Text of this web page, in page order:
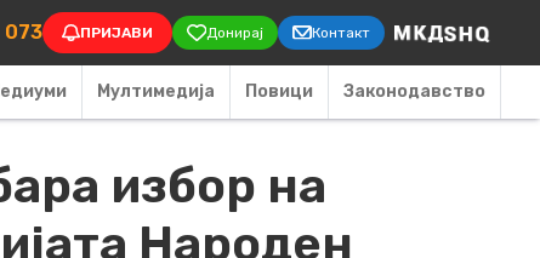
073 ПРИЈАВИ Донирај Контакт
Мултимедија Повици Законодавство
избор на
Народен